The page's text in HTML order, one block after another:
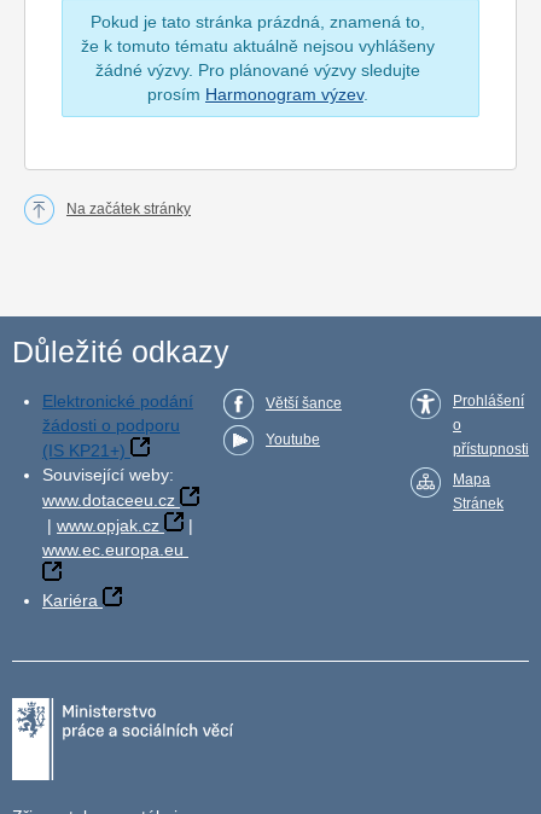
Pokud je tato stránka prázdná, znamená to,
že k tomuto tématu aktuálně nejsou vyhlášeny
žádné výzvy. Pro plánované výzvy sledujte
prosím Harmonogram výzev.
Na začátek stránky
Důležité odkazy
Elektronické podání
žádosti o podporu
(IS KP21+)
Související weby:
www.dotaceeu.cz
| www.opjak.cz
|
www.ec.europa.eu
Kariéra
Větší šance
Youtube
Prohlášení
o
přístupnosti
Mapa
Stránek